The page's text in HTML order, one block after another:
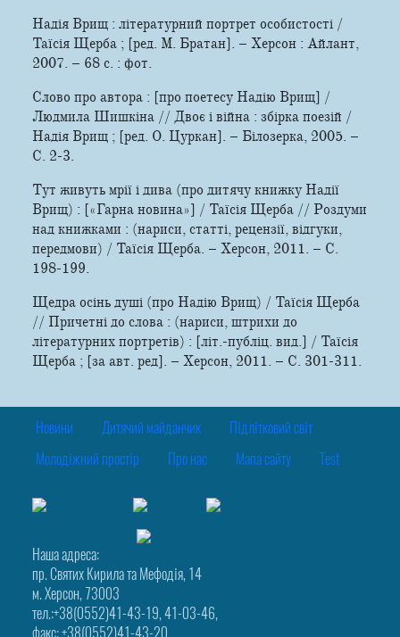
Надія Врищ : літературний портрет особистості /
Таїсія Щерба ; [ред. М. Братан]. – Херсон : Айлант,
2007. – 68 с. : фот.
Слово про автора : [про поетесу Надію Врищ] /
Людмила Шишкіна // Двоє і війна : збірка поезій /
Надія Врищ ; [ред. О. Цуркан]. – Білозерка, 2005. –
С. 2-3.
Тут живуть мрії і дива (про дитячу книжку Надії
Врищ) : [«Гарна новина»] / Таїсія Щерба // Роздуми
над книжками : (нариси, статті, рецензії, відгуки,
передмови) / Таїсія Щерба. – Херсон, 2011. – С.
198-199.
Щедра осінь душі (про Надію Врищ) / Таїсія Щерба
// Причетні до слова : (нариси, штрихи до
літературних портретів) : [літ.-публіц. вид.] / Таїсія
Щерба ; [за авт. ред]. – Херсон, 2011. – С. 301-311.
Новини Дитячий майданчик Підлітковий світ
Молодіжний простір Про нас Мапа сайту Test
Наша адреса:
пр. Святих Кирила та Мефодія, 14
м. Херсон, 73003
тел.:+38(0552)41-43-19, 41-03-46,